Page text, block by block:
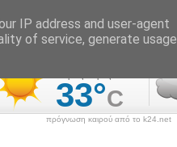
πρόγνωση καιρού από το k24.net
IP address and user-agent
of service, generate usage